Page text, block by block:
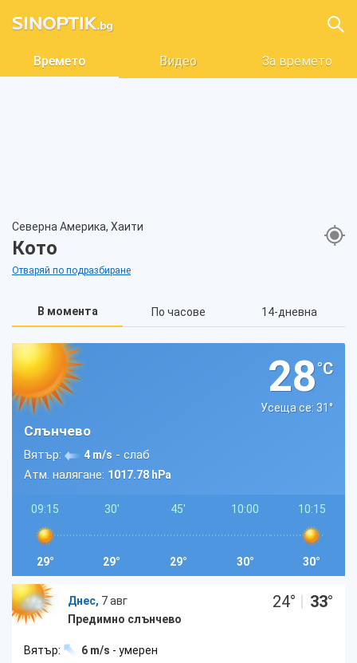
Времето Видео За времето
Северна Америка, Хаити
Кото
Отваряй по подразбиране
В момента По часове 14-дневна
28°C
Усеща се: 31°
Слънчево
Вятър: 4 m/s - слаб
Атм. налягане: 1017.78 hPa
09:15
29°
30'
29°
45'
29°
10:00
30°
10:15
30°
Днес, 7 авг
Предимно слънчево
24° | 33°
Вятър: 6 m/s - умерен